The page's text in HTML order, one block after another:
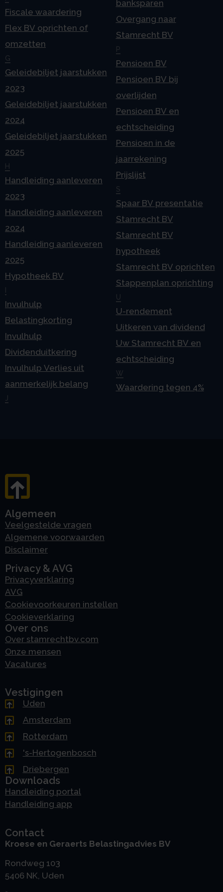
Fiscale waardering
Flex BV oprichten of
omzetten
G
Geleidebiljet jaarstukken
2023
Geleidebiljet jaarstukken
2024
Geleidebiljet jaarstukken
2025
H
Handleiding aanleveren
2023
Handleiding aanleveren
2024
Handleiding aanleveren
2025
Hypotheek BV
Invulhulp
Belastingkorting
Invulhulp
Dividenduitkering
Invulhulp Verlies uit
aanmerkelijk belang
J
banksparen
Overgang naar
Stamrecht BV
P
Pensioen BV
Pensioen BV bij
overlijden
Pensioen BV en
echtscheiding
Pensioen in de
jaarrekening
Prijslijst
S
Spaar BV presentatie
Stamrecht BV
Stamrecht BV
hypotheek
Stamrecht BV oprichten
Stappenplan oprichting
U
U-rendement
Uitkeren van dividend
Uw Stamrecht BV en
echtscheiding
W
Waardering tegen 4%
Algemeen
Veelgestelde vragen
Algemene voorwaarden
Disclaimer
Privacy & AVG
Privacyverklaring
AVG
Cookievoorkeuren instellen
Cookieverklaring
Over ons
Over stamrechtbv.com
Onze mensen
Vacatures
Vestigingen
Uden
Amsterdam
Rotterdam
's-Hertogenbosch
Driebergen
Downloads
Handleiding portal
Handleiding app
Contact
Kroese en Geraerts Belastingadvies BV
Rondweg 103
5406 NK, Uden